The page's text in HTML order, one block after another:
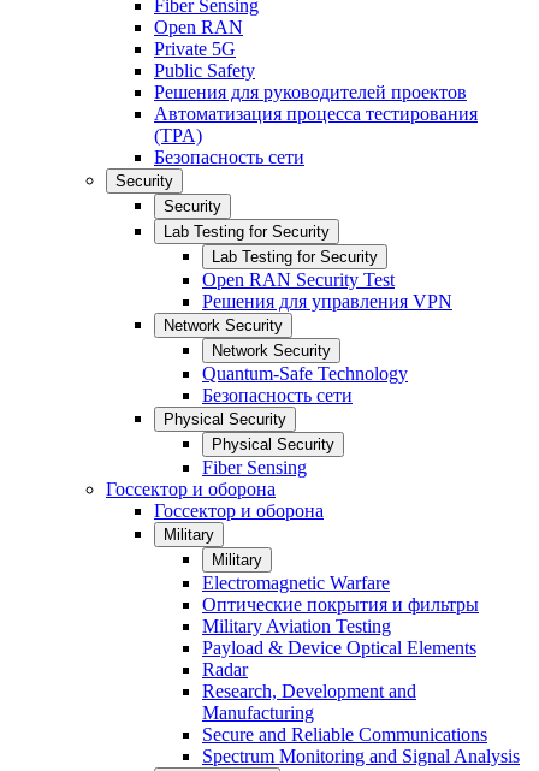
Fiber Sensing
Open RAN
Private 5G
Public Safety
Решения для руководителей проектов
Автоматизация процесса тестирования
(TPA)
Безопасность сети
Security
Security
Lab Testing for Security
Lab Testing for Security
Open RAN Security Test
Решения для управления VPN
Network Security
Network Security
Quantum-Safe Technology
Безопасность сети
Physical Security
Physical Security
Fiber Sensing
Госсектор и оборона
Госсектор и оборона
Military
Military
Electromagnetic Warfare
Оптические покрытия и фильтры
Military Aviation Testing
Payload & Device Optical Elements
Radar
Research, Development and
Manufacturing
Secure and Reliable Communications
Spectrum Monitoring and Signal Analysis